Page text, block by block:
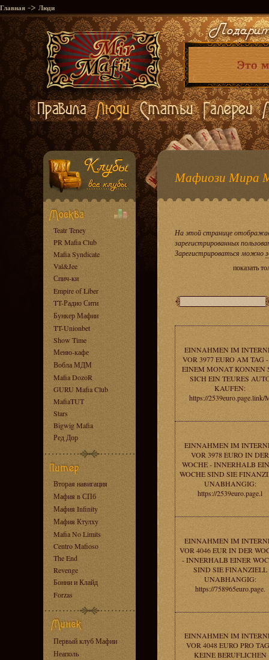
Главная -> Люди
Teatr Teney
PR Mafia Club
Mafia Syndicate
Val&Jee
Спич-ки
Empire of Liber
TT-Радио Сити
Бункер Мафии
TT-Unionbet
Show Time
Меню-кафе
Вобла МДМ
Mafia DozoR
GURU Mafia Club
MafiaTUT
Stars
Bigwig Mafia
Ред Дор
Вторая навигация
Мафия в СПб
Мафия Infinity
Мафия Ктулху
Mafia No Limits
Centro Mafioso
The End
Revenge
Бонни и Клайд
Forzas
Первый клуб Мафии
Неаполь
Мафиози Мира
На этой странице
зарегистрированных
Зарегистрироваться можно
показать
EINNAHMEN IM
VOR 3977 EURO AM TAG
EINEM MONAT KONNEN
SICH EIN TEURES
KAUFEN:
https://2539euro.page.link/
EINNAHMEN IM
VOR 3978 EURO IN DER
WOCHE - INNERHALB
WOCHE SIND SIE
UNABHANGIG:
https://2539euro.page.l
EINNAHMEN IM
VOR 4046 EUR IN DER
- INNERHALB EINER
SIND SIE FINANZIELL
UNABHANGIG:
https://758965euro.page.
EINNAHMEN IM
VOR 4048 EURO PRO
KEINE BERUFLICHEN